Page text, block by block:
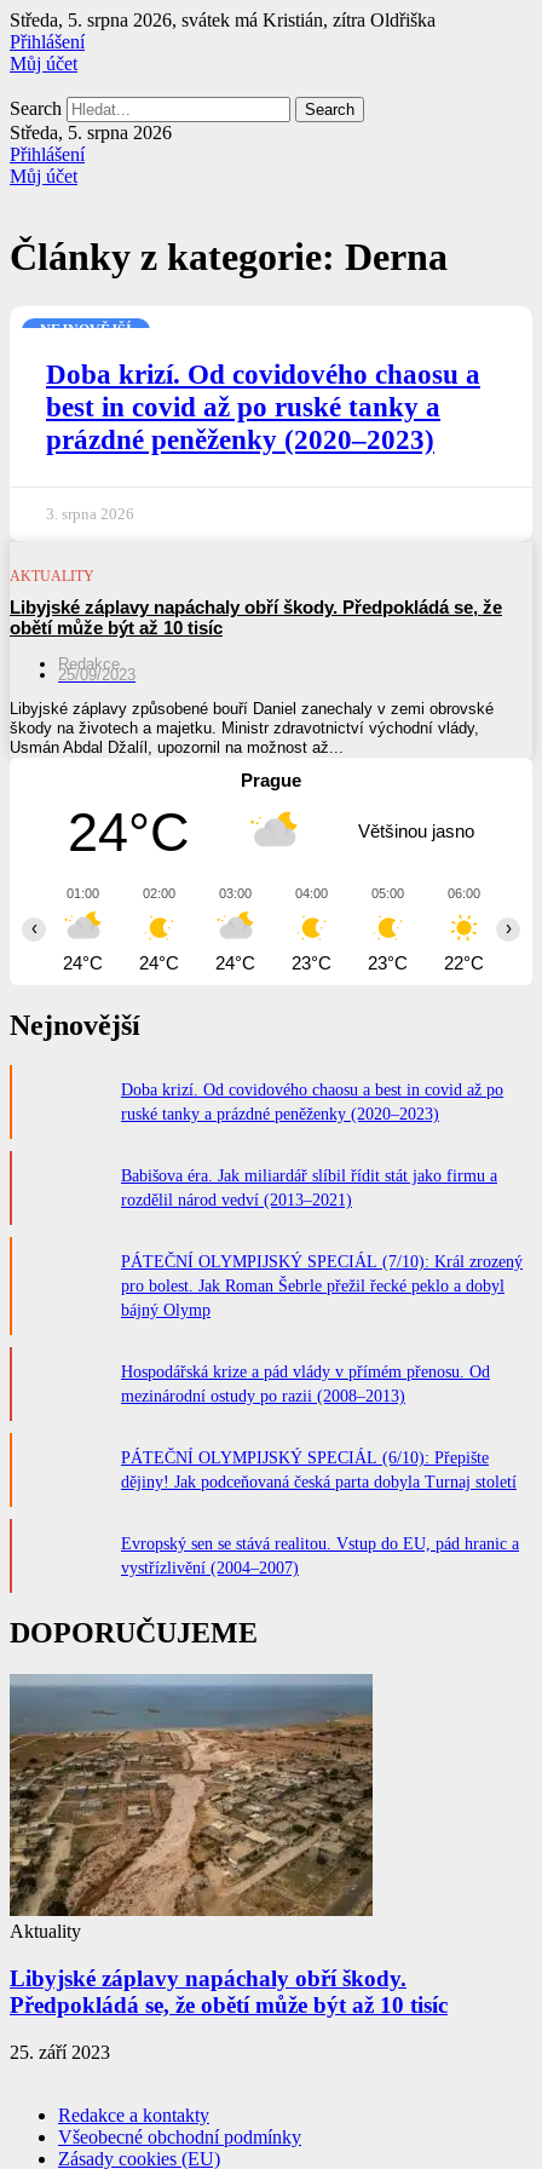
Přejít
k
obsahu
Středa, 5. srpna 2026, svátek má Kristián, zítra Oldřiška
Přihlášení
Můj účet
Search Search
Středa, 5. srpna 2026
Přihlášení
Můj účet
Články z kategorie: Derna
NEJNOVĚJŠÍ
Doba krizí. Od covidového chaosu a
best in covid až po ruské tanky a
prázdné peněženky (2020–2023)
3. srpna 2026
AKTUALITY
Libyjské záplavy napáchaly obří škody. Předpokládá se, že
obětí může být až 10 tisíc
Redakce
25/09/2023
Libyjské záplavy způsobené bouří Daniel zanechaly v zemi obrovské
škody na životech a majetku. Ministr zdravotnictví východní vlády,
Usmán Abdal Džalíl, upozornil na možnost až...
Prague
24°C Většinou jasno
01:00
24°C
02:00
24°C
03:00
24°C
04:00
23°C
05:00
23°C
06:00
22°C
‹ ›
Nejnovější
Doba krizí. Od covidového chaosu a best in covid až po
ruské tanky a prázdné peněženky (2020–2023)
Babišova éra. Jak miliardář slíbil řídit stát jako firmu a
rozdělil národ vedví (2013–2021)
PÁTEČNÍ OLYMPIJSKÝ SPECIÁL (7/10): Král zrozený
pro bolest. Jak Roman Šebrle přežil řecké peklo a dobyl
bájný Olymp
Hospodářská krize a pád vlády v přímém přenosu. Od
mezinárodní ostudy po razii (2008–2013)
PÁTEČNÍ OLYMPIJSKÝ SPECIÁL (6/10): Přepište
dějiny! Jak podceňovaná česká parta dobyla Turnaj století
Evropský sen se stává realitou. Vstup do EU, pád hranic a
vystřízlivění (2004–2007)
DOPORUČUJEME
Aktuality
Libyjské záplavy napáchaly obří škody.
Předpokládá se, že obětí může být až 10 tisíc
25. září 2023
Redakce a kontakty
Všeobecné obchodní podmínky
Zásady cookies (EU)